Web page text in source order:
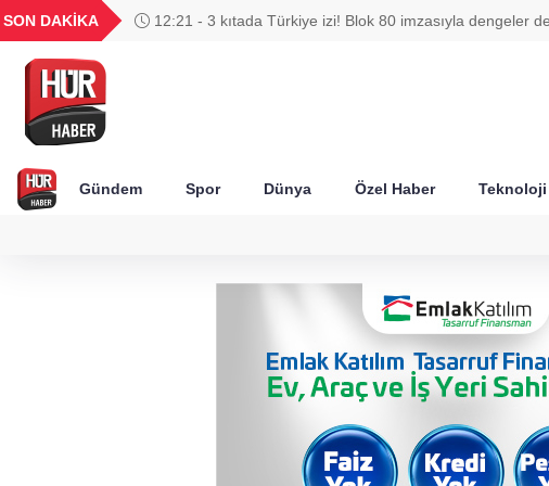
SON DAKİKA 12:21 - 3 kıtada Türkiye izi! Blok 80 imzasıyla dengeler
UYU
1,1849
18,2677
16,3788
27,9743
Gündem Spor Dünya Özel Haber Teknoloji